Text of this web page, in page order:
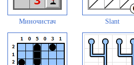
Миночистач Slant